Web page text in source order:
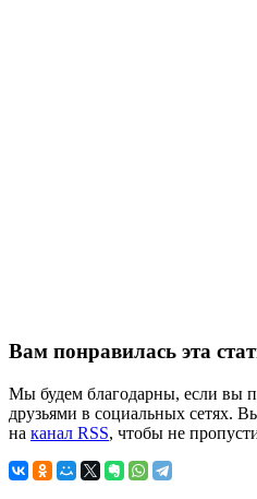
Вам понравилась эта
Мы будем благодарны, если вы
друзьями в социальных сетях.
на канал RSS, чтобы не